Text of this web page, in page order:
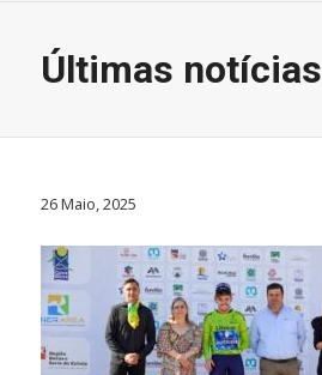
Últimas notícias
26 Maio, 2025